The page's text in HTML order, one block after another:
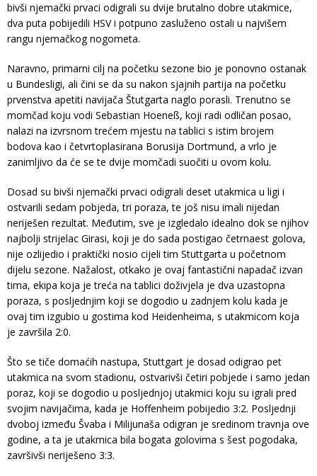
bivši njemački prvaci odigrali su dvije brutalno dobre utakmice,
dva puta pobijedili HSV i potpuno zasluženo ostali u najvišem
rangu njemačkog nogometa.
Naravno, primarni cilj na početku sezone bio je ponovno ostanak
u Bundesligi, ali čini se da su nakon sjajnih partija na početku
prvenstva apetiti navijača Štutgarta naglo porasli. Trenutno se
momčad koju vodi Sebastian Hoeneß, koji radi odličan posao,
nalazi na izvrsnom trećem mjestu na tablici s istim brojem
bodova kao i četvrtoplasirana Borusija Dortmund, a vrlo je
zanimljivo da će se te dvije momčadi suočiti u ovom kolu.
Dosad su bivši njemački prvaci odigrali deset utakmica u ligi i
ostvarili sedam pobjeda, tri poraza, te još nisu imali nijedan
neriješen rezultat. Međutim, sve je izgledalo idealno dok se njihov
najbolji strijelac Girasi, koji je do sada postigao četrnaest golova,
nije ozlijedio i praktički nosio cijeli tim Stuttgarta u početnom
dijelu sezone. Nažalost, otkako je ovaj fantastični napadač izvan
tima, ekipa koja je treća na tablici doživjela je dva uzastopna
poraza, s posljednjim koji se dogodio u zadnjem kolu kada je
ovaj tim izgubio u gostima kod Heidenheima, s utakmicom koja
je završila 2:0.
Što se tiče domaćih nastupa, Stuttgart je dosad odigrao pet
utakmica na svom stadionu, ostvarivši četiri pobjede i samo jedan
poraz, koji se dogodio u posljednjoj utakmici koju su igrali pred
svojim navijačima, kada je Hoffenheim pobijedio 3:2. Posljednji
dvoboj između Švaba i Milijunaša odigran je sredinom travnja ove
godine, a ta je utakmica bila bogata golovima s šest pogodaka,
završivši neriješeno 3:3.